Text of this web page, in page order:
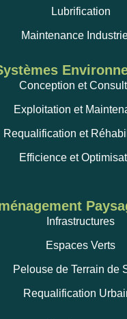
Lubrification
Maintenance
Conception et
Exploitation et
Requalification et
Efficience et
Infrastructures
Espaces Verts
Pelouse de Terrain de
Requalification